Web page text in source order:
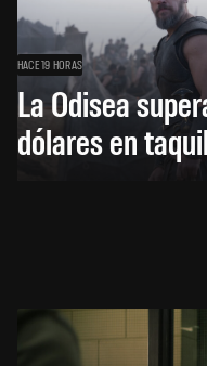
HACE 19 HORAS
La Odisea
dólares en